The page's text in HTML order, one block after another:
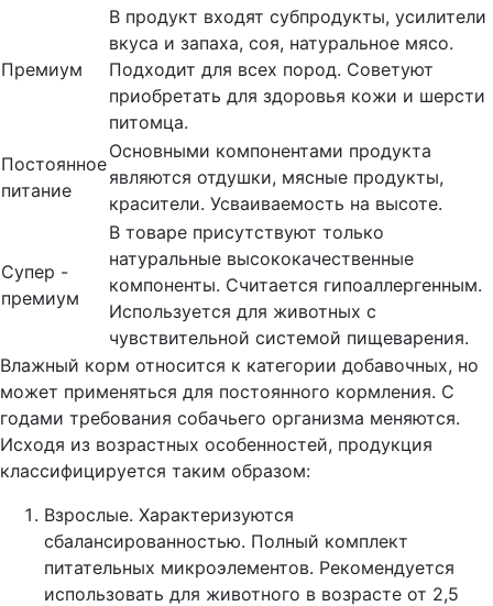
Премиум
В продукт входят субпродукты, усилители
вкуса и запаха, соя, натуральное мясо.
Подходит для всех пород. Советуют
приобретать для здоровья кожи и шерсти
питомца.
Постоянное
питание
Основными компонентами продукта
являются отдушки, мясные продукты,
красители. Усваиваемость на высоте.
Супер -
премиум
В товаре присутствуют только
натуральные высококачественные
компоненты. Считается гипоаллергенным.
Используется для животных с
чувствительной системой пищеварения.
Влажный корм относится к категории добавочных, но
может применяться для постоянного кормления. С
годами требования собачьего организма меняются.
Исходя из возрастных особенностей, продукция
классифицируется таким образом:
Взрослые. Характеризуются
сбалансированностью. Полный комплект
питательных микроэлементов. Рекомендуется
использовать для животного в возрасте от 2,5